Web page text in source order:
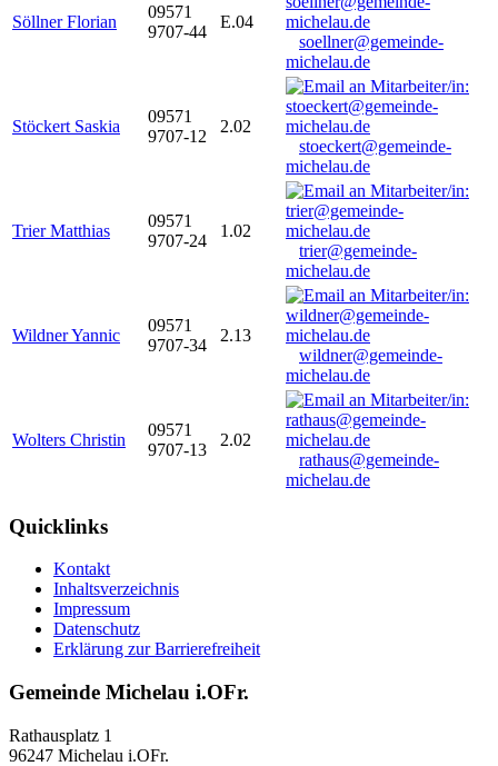
Söllner Florian
09571
9707-44
E.04
soellner@gemeinde-
michelau.de
Stöckert Saskia
09571
9707-12
2.02
stoeckert@gemeinde-
michelau.de
Trier Matthias
09571
9707-24
1.02
trier@gemeinde-
michelau.de
Wildner Yannic
09571
9707-34
2.13
wildner@gemeinde-
michelau.de
Wolters Christin
09571
9707-13
2.02
rathaus@gemeinde-
michelau.de
Quicklinks
Kontakt
Inhaltsverzeichnis
Impressum
Datenschutz
Erklärung zur Barrierefreiheit
Gemeinde Michelau i.OFr.
Rathausplatz 1
96247 Michelau i.OFr.